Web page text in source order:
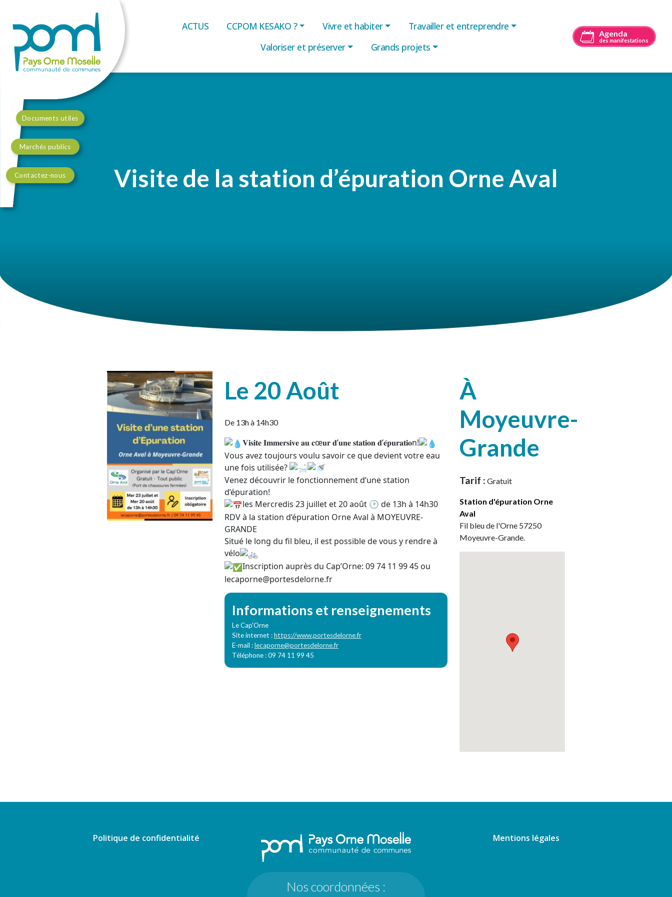
Documents utiles
Marchés publics
Contactez-nous
ACTUS CCPOM KESAKO ? Vivre et habiter
Travailler et entreprendre
Valoriser et préserver
Grands projets
Agenda
des manifestations
Visite de la station d’épuration Orne Aval
Le 20 Août
De 13h à 14h30
𝐕𝐢𝐬𝐢𝐭𝐞 𝐈𝐦𝐦𝐞𝐫𝐬𝐢𝐯𝐞 𝐚𝐮 𝐜œ𝐮𝐫 𝐝’𝐮𝐧𝐞 𝐬𝐭𝐚𝐭𝐢𝐨𝐧 𝐝’𝐞́𝐩𝐮𝐫𝐚𝐭𝐢𝐨n!
Vous avez toujours voulu savoir ce que devient votre eau
une fois utilisée?
Venez découvrir le fonctionnement d’une station
d’épuration!
les Mercredis 23 juillet et 20 août 🕑 de 13h à 14h30
RDV à la station d’épuration Orne Aval à MOYEUVRE-
GRANDE
Situé le long du fil bleu, il est possible de vous y rendre à
vélo
Inscription auprès du Cap’Orne: 09 74 11 99 45 ou
lecaporne@portesdelorne.fr
Informations et renseignements
Le Cap'Orne
Site internet :https://www.portesdelorne.fr
E-mail :lecaporne@portesdelorne.fr
Téléphone : 09 74 11 99 45
À
Moyeuvre-
Grande
Tarif : Gratuit
Station d'épuration Orne
Aval
Fil bleu de l'Orne 57250
Moyeuvre-Grande.
Politique de confidentialité
Nos coordonnées :
Mentions légales